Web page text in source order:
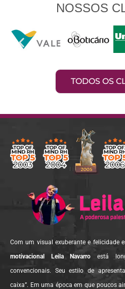
NOSSOS
TODOS OS
Com um visual exuberante e felicidade
motivacional Leila Navarro está
convencionais. Seu estilo de
caixa”. Em uma época em que poucos